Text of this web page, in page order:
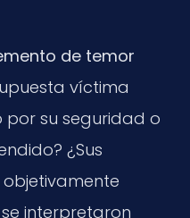
de temor
víctima
por su seguridad o
¿Sus
interpretaron